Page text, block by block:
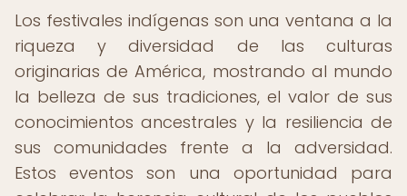
Los festivales indígenas son una ventana a la
riqueza y diversidad de las culturas
originarias de América, mostrando al mundo
la belleza de sus tradiciones, el valor de sus
conocimientos ancestrales y la resiliencia de
sus comunidades frente a la adversidad.
Estos eventos son una oportunidad para